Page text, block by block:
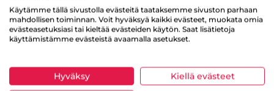
Tulosta sivu Jaa tuote
Käytämme tällä sivustolla evästeitä taataksemme sivuston parhaan
mahdollisen toiminnan. Voit hyväksyä kaikki evästeet, muokata omia
evästeasetuksiasi tai kieltää evästeiden käytön. Saat lisätietoja
käyttämistämme evästeistä avaamalla asetukset.
Hyväksy Kiellä evästeet